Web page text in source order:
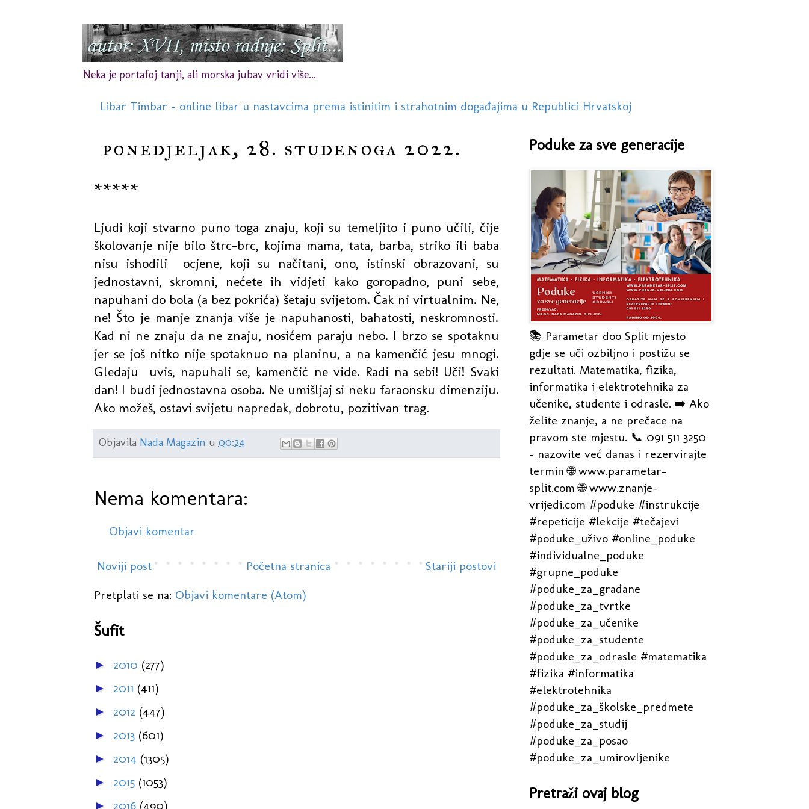
Neka je portafoj tanji, ali morska jubav vridi više...
Libar Timbar - online libar u nastavcima prema istinitim i strahotnim događajima u Republici Hrvatskoj
ponedjeljak, 28. studenoga 2022.
*****
Ljudi koji stvarno puno toga znaju, koji su temeljito i puno učili, čije
školovanje nije bilo štrc-brc, kojima mama, tata, barba, striko ili baba
nisu ishodili ocjene, koji su načitani, ono, istinski obrazovani, su
jednostavni, skromni, nećete ih vidjeti kako goropadno, puni sebe,
napuhani do bola (a bez pokrića) šetaju svijetom. Čak ni virtualnim. Ne,
ne! Što je manje znanja više je napuhanosti, bahatosti, neskromnosti.
Kad ni ne znaju da ne znaju, nosićem paraju nebo. I brzo se spotaknu
jer se još nitko nije spotaknuo na planinu, a na kamenčić jesu mnogi.
Gledaju uvis, napuhali se, kamenčić ne vide. Radi na sebi! Uči! Svaki
dan! I budi jednostavna osoba. Ne umišljaj si neku faraonsku dimenziju.
Ako možeš, ostavi svijetu napredak, dobrotu, pozitivan trag.
Objavila Nada Magazin u 00:24
Nema komentara:
Objavi komentar
Noviji post Stariji postovi
Početna stranica
Pretplati se na: Objavi komentare (Atom)
Šufit
► 2010 (277)
► 2011 (411)
► 2012 (447)
► 2013 (601)
► 2014 (1305)
► 2015 (1053)
► 2016 (490)
Poduke za sve generacije
📚 Parametar doo Split mjesto
gdje se uči ozbiljno i postižu se
rezultati. Matematika, fizika,
informatika i elektrotehnika za
učenike, studente i odrasle. ➡️ Ako
želite znanje, a ne prečace na
pravom ste mjestu. 📞 091 511 3250
- nazovite već danas i rezervirajte
termin 🌐 www.parametar-
split.com 🌐 www.znanje-
vrijedi.com #poduke #instrukcije
#repeticije #lekcije #tečajevi
#poduke_uživo #online_poduke
#individualne_poduke
#grupne_poduke
#poduke_za_građane
#poduke_za_tvrtke
#poduke_za_učenike
#poduke_za_studente
#poduke_za_odrasle #matematika
#fizika #informatika
#elektrotehnika
#poduke_za_školske_predmete
#poduke_za_studij
#poduke_za_posao
#poduke_za_umirovljenike
Pretraži ovaj blog